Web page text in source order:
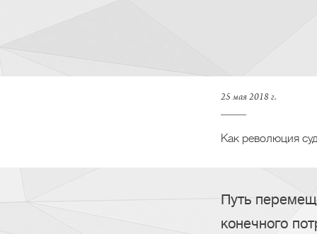
25 мая 2018 г.
Как революция
Путь
конечного